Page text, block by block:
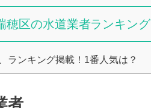
穂区の水道業者ランキング
ランキング掲載！1番人気は？
者